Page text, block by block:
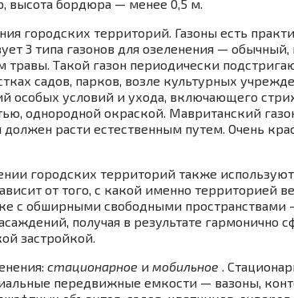
высота бордюра — менее 0,5 м.
городских территорий. Газоны есть
3 типа газонов для озеленения —
травы. Такой газон периодически
садов, парков, возле культурных
особых условий и ухода, включающего
однородной окраской. Мавританский
расти естественным путем. Очень
городских территорий также
от того, с какой именно территорией
с обширными свободными пространствами
получая в результате гармонично
застройкой.
стационарное и мобильное .
передвижные емкости — вазоны,